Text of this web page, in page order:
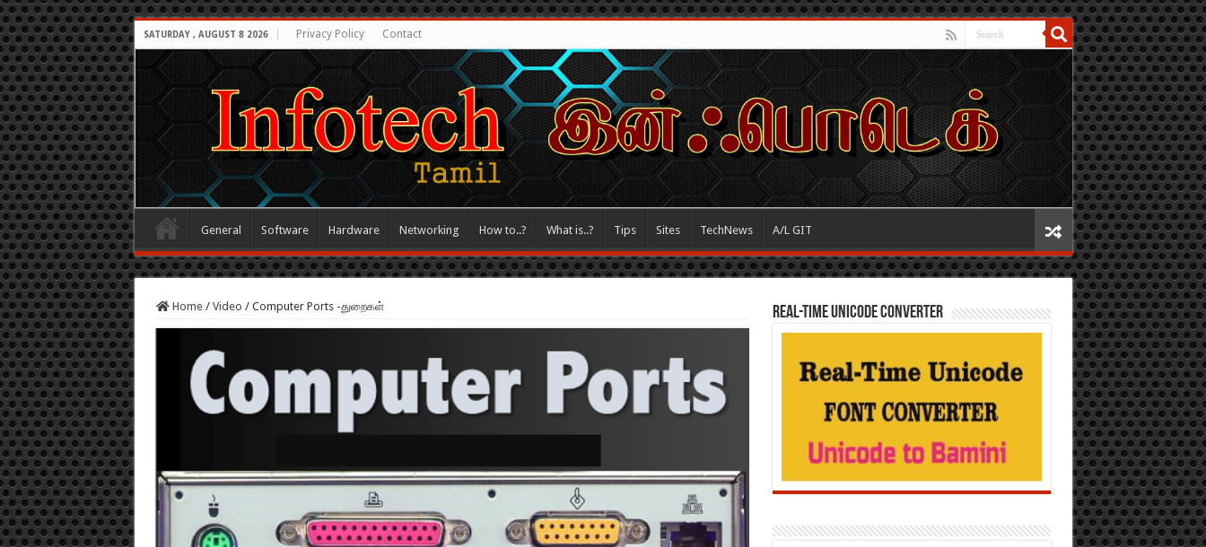
SATURDAY , AUGUST 8 2026 Privacy Policy Contact
General Software Hardware Networking How to..? What is..? Tips Sites TechNews A/L GIT
Home / Video / Computer Ports -துறைகள் REAL-TIME UNICODE CONVERTER